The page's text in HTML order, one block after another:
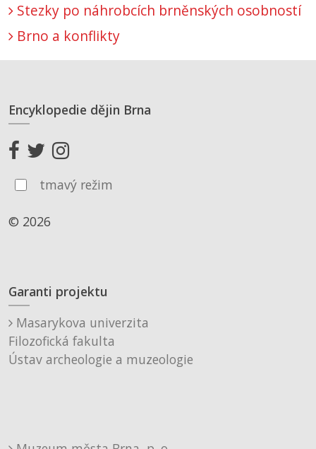
Stezky po náhrobcích brněnských osobností
Brno a konflikty
Encyklopedie dějin Brna
tmavý režim
© 2026
Garanti projektu
Masarykova univerzita
Filozofická fakulta
Ústav archeologie a muzeologie